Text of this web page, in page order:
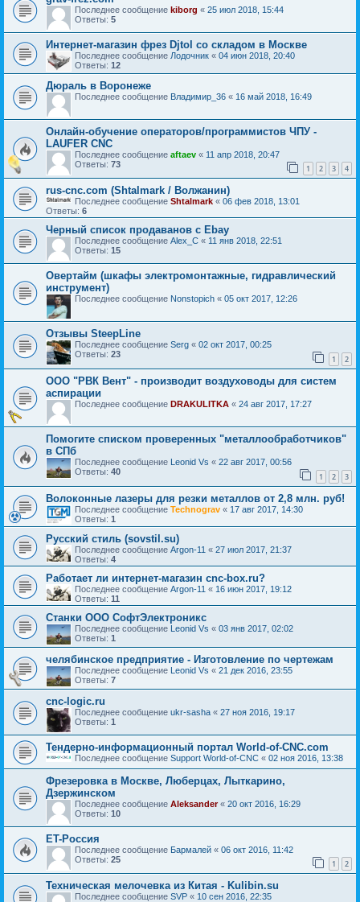
Последнее сообщение kiborg « 25 июл 2018, 15:44
Ответы: 5
Интернет-магазин фрез Djtol со складом в Москве
Последнее сообщение Лодочник « 04 июн 2018, 20:40
Ответы: 12
Дюраль в Воронеже
Последнее сообщение Владимир_36 « 16 май 2018, 16:49
Онлайн-обучение операторов/программистов ЧПУ -
LAUFER CNC
Последнее сообщение aftaev « 11 апр 2018, 20:47
Ответы: 73 1 2 3 4
rus-cnc.com (Shtalmark / Волжанин)
Последнее сообщение Shtalmark « 06 фев 2018, 13:01
Ответы: 6
Черный список продаванов c Ebay
Последнее сообщение Alex_C « 11 янв 2018, 22:51
Ответы: 15
Овертайм (шкафы электромонтажные, гидравлический
инструмент)
Последнее сообщение Nonstopich « 05 окт 2017, 12:26
Отзывы SteepLine
Последнее сообщение Serg « 02 окт 2017, 00:25
Ответы: 23 1 2
ООО "РВК Вент" - производит воздуховоды для систем
аспирации
Последнее сообщение DRAKULITKA « 24 авг 2017, 17:27
Помогите списком проверенных "металлообработчиков"
в СПб
Последнее сообщение Leonid Vs « 22 авг 2017, 00:56
Ответы: 40 1 2 3
Волоконные лазеры для резки металлов от 2,8 млн. руб!
Последнее сообщение Technograv « 17 авг 2017, 14:30
Ответы: 1
Русский стиль (sovstil.su)
Последнее сообщение Argon-11 « 27 июл 2017, 21:37
Ответы: 4
Работает ли интернет-магазин cnc-box.ru?
Последнее сообщение Argon-11 « 16 июн 2017, 19:12
Ответы: 11
Станки ООО СофтЭлектроникс
Последнее сообщение Leonid Vs « 03 янв 2017, 02:02
Ответы: 1
челябинское предприятие - Изготовление по чертежам
Последнее сообщение Leonid Vs « 21 дек 2016, 23:55
Ответы: 7
cnc-logic.ru
Последнее сообщение ukr-sasha « 27 ноя 2016, 19:17
Ответы: 1
Тендерно-информационный портал World-of-CNC.com
Последнее сообщение Support World-of-CNC « 02 ноя 2016, 13:38
Фрезеровка в Москве, Люберцах, Лыткарино,
Дзержинском
Последнее сообщение Aleksander« 20 окт 2016, 16:29
Ответы: 10
ET-Россия
Последнее сообщение Бармалей « 06 окт 2016, 11:42
Ответы: 25 1 2
Техническая мелочевка из Китая - Kulibin.su
Последнее сообщение SVP « 10 сен 2016, 22:35